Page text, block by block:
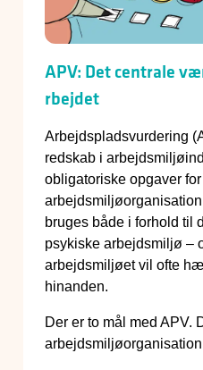
APV: Det centrale
rbejdet
Arbejdspladsvurdering
redskab i
obligatoriske opgaver for
bruges både i forhold til
psykiske arbejdsmiljø –
arbejdsmiljøet vil ofte
hinanden.
Der er to mål med
arbejdsmiljøorganisation